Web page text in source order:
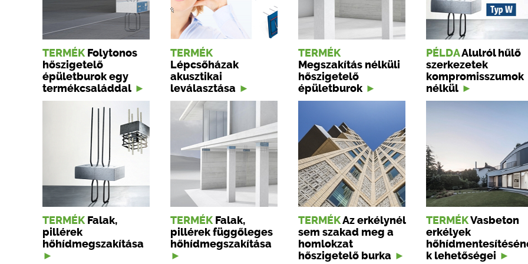
TERMÉK Folytonos
hőszigetelő
épületburok egy
termékcsaláddal
TERMÉK
Lépcsőházak
akusztikai
leválasztása
TERMÉK
Megszakítás nélküli
hőszigetelő
épületburok
PÉLDAAlulról hűlő
szerkezetek
kompromisszumok
nélkül
TERMÉK Falak,
pillérek
hőhídmegszakítása
TERMÉK Falak,
pillérek függőleges
hőhídmegszakítása
TERMÉKAz erkélynél
sem szakad meg a
homlokzat
hőszigetelő burka
TERMÉKVasbeton
erkélyek
k lehetőségei